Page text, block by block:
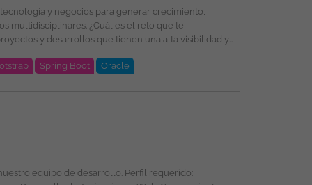
religión, etnia, estado civil o cualquier otra
religión, etnia, estado civil o cualquier otra
Spring Boot
Oracle